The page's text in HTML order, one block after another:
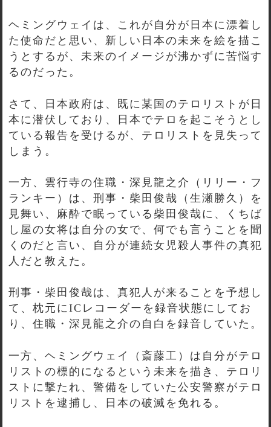
ヘミングウェイは、これが自分が日本に漂着し
た使命だと思い、新しい日本の未来を絵を描こ
うとするが、未来のイメージが沸かずに苦悩す
るのだった。
さて、日本政府は、既に某国のテロリストが日
本に潜伏しており、日本でテロを起こそうとし
ている報告を受けるが、テロリストを見失って
しまう。
一方、雲行寺の住職・深見龍之介（リリー・フ
ランキー）は、刑事・柴田俊哉（生瀬勝久）を
見舞い、麻酔で眠っている柴田俊哉に、くちば
し屋の女将は自分の女で、何でも言うことを聞
くのだと言い、自分が連続女児殺人事件の真犯
人だと教えた。
刑事・柴田俊哉は、真犯人が来ることを予想し
て、枕元にICレコーダーを録音状態にしてお
り、住職・深見龍之介の自白を録音していた。
一方、ヘミングウェイ（斎藤工）は自分がテロ
リストの標的になるという未来を描き、テロリ
ストに撃たれ、警備をしていた公安警察がテロ
リストを逮捕し、日本の破滅を免れる。